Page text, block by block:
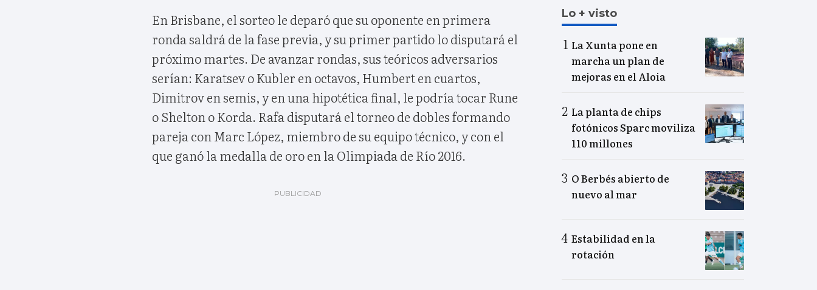
En Brisbane, el sorteo le deparó que su oponente en primera
ronda saldrá de la fase previa, y su primer partido lo disputará el
próximo martes. De avanzar rondas, sus teóricos adversarios
serían: Karatsev o Kubler en octavos, Humbert en cuartos,
Dimitrov en semis, y en una hipotética final, le podría tocar Rune
o Shelton o Korda. Rafa disputará el torneo de dobles formando
pareja con Marc López, miembro de su equipo técnico, y con el
que ganó la medalla de oro en la Olimpiada de Río 2016.
Lo + visto
La Xunta pone en
marcha un plan de
mejoras en el Aloia
La planta de chips
fotónicos Sparc moviliza
110 millones
O Berbés abierto de
nuevo al mar
Estabilidad en la
rotación